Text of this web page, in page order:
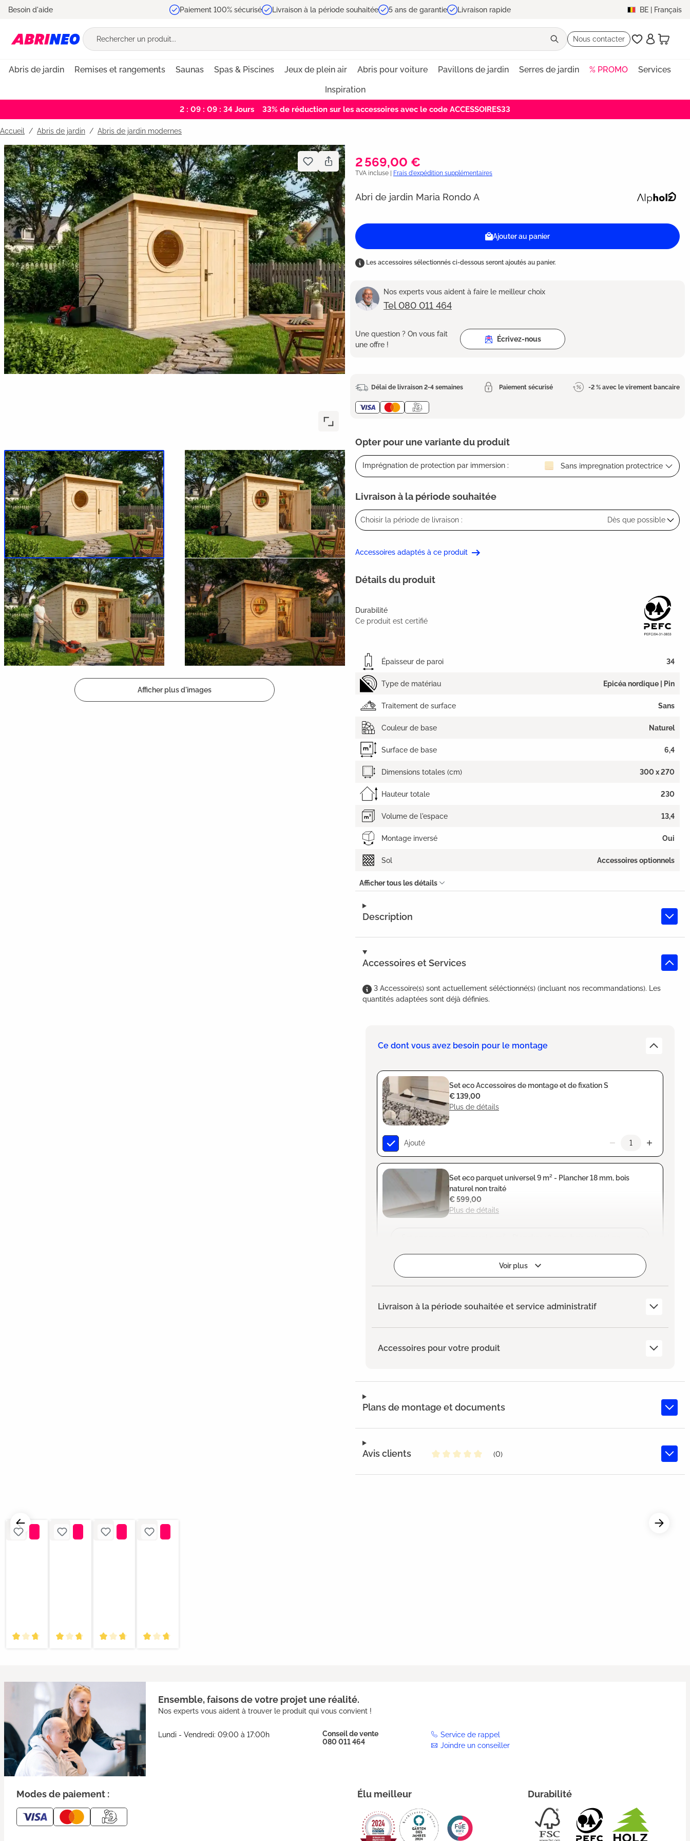
Passer à la navigation principale
Besoin d'aide Paiement 100% sécurisé Livraison à la période souhaitée 5 ans de garantie Livraison rapide BE | Français
Nous contacter
Abris de jardin Remises et rangements Saunas Spas & Piscines Jeux de plein air Abris pour voiture Pavillons de jardin Serres de jardin % PROMO Services
Inspiration
2 : 09 : 09 : 33 Jours 33% de réduction sur les accessoires avec le code ACCESSOIRES33
Accueil Abris de jardin / Abris de jardin modernes
Bildergalerie überspringen
Afficher plus d'images
2 569,00 €
TVA incluse | Frais d'expédition supplémentaires
Abri de jardin Maria Rondo A
Ajouter au panier
Les accessoires sélectionnés ci-dessous seront ajoutés au panier.
Nos experts vous aident à faire le meilleur choix
Tel 080 011 464
Une question ? On vous fait
une offre !
Écrivez-nous
Délai de livraison 2-4 semaines Paiement sécurisé -2 % avec le virement bancaire
Opter pour une variante du produit
Imprégnation de protection par immersion : Sans impregnation protectrice
Livraison à la période souhaitée
Choisir la période de livraison : Dès que possible
Accessoires adaptés à ce produit
Description
Accessoires et Services
3 Accessoire(s) sont actuellement séléctionné(s) (incluant nos recommandations). Les
quantités adaptées sont déjà définies.
Ce dont vous avez besoin pour le montage
Set eco Accessoires de montage et de fixation S
Plus de détails
€ 139,00
Ajouté
Set eco parquet universel 9 m² - Plancher 18 mm, bois
naturel non traité
Plus de détails
€ 599,00
Voir plus
Livraison à la période souhaitée et service administratif
Accessoires pour votre produit
Plans de montage et documents
Avis clients
(0)
Détails du produit
Durabilité
Ce produit est certifié
Épaisseur de paroi 34
Type de matériau Epicéa nordique | Pin
Traitement de surface Sans
Couleur de base Naturel
Surface de base 6,4
Dimensions totales (cm) 300 x 270
Hauteur totale 230
Volume de l'espace 13,4
Montage inversé Oui
Sol Accessoires optionnels
Afficher tous les détails
Ensemble, faisons de votre projet une réalité.
Nos experts vous aident à trouver le produit qui vous convient !
Lundi - Vendredi: 09:00 à 17:00h
Conseil de vente
080 011 464
Service de rappel
Joindre un conseiller
Modes de paiement : Élu meilleur Durabilité